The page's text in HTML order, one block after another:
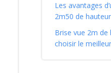
Les avantages
2m50 de
Brise vue 2m
choisir le